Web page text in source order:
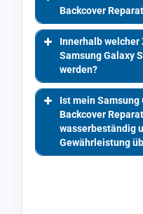
Backcover
Innerhalb
Samsung Galaxy
werden?
Ist mein Samsung
Backcover
wasserbeständig
Gewährleistung